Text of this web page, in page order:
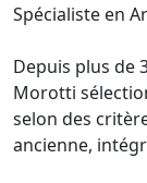
Spécialiste en
Depuis plus de
Morotti
selon des
ancienne,